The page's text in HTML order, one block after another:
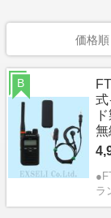
価格順
式
無
ラ
B